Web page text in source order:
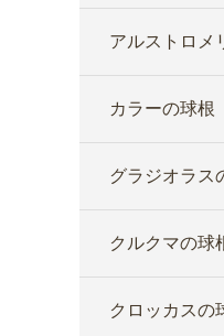
アルストロメ
カラーの球根
グラジオラス
クルクマの球
クロッカスの